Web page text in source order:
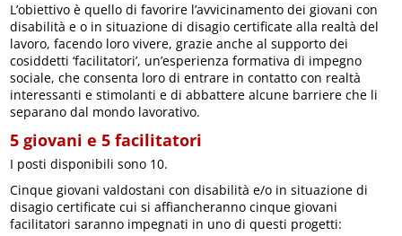
L’obiettivo è quello di favorire l’avvicinamento dei giovani con
disabilità e o in situazione di disagio certificate alla realtà del
lavoro, facendo loro vivere, grazie anche al supporto dei
cosiddetti ‘facilitatori’, un’esperienza formativa di impegno
sociale, che consenta loro di entrare in contatto con realtà
interessanti e stimolanti e di abbattere alcune barriere che li
separano dal mondo lavorativo.
5 giovani e 5 facilitatori
I posti disponibili sono 10.
Cinque giovani valdostani con disabilità e/o in situazione di
disagio certificate cui si affiancheranno cinque giovani
facilitatori saranno impegnati in uno di questi progetti: